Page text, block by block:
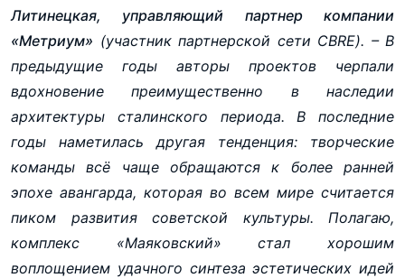
Литинецкая, управляющий партнер компании
«Метриум» (участник партнерской сети CBRE). – В
предыдущие годы авторы проектов черпали
вдохновение преимущественно в наследии
архитектуры сталинского периода. В последние
годы наметилась другая тенденция: творческие
команды всё чаще обращаются к более ранней
эпохе авангарда, которая во всем мире считается
пиком развития советской культуры. Полагаю,
комплекс «Маяковский» стал хорошим
воплощением удачного синтеза эстетических идей